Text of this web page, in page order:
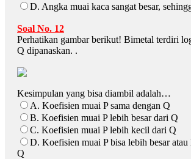
D. Angka muai kaca sangat besar,
Soal No. 12
Perhatikan gambar berikut! Bimetal terdiri
Q dipanaskan. .
Kesimpulan yang bisa diambil adalah…
A. Koefisien muai P sama dengan Q
B. Koefisien muai P lebih besar dari Q
C. Koefisien muai P lebih kecil dari Q
D. Koefisien muai P bisa lebih besar
Q